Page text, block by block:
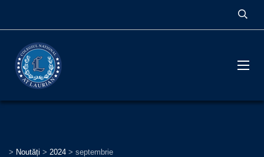
> Noutăți > 2024 > septembrie